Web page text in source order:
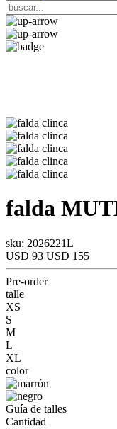
falda
sku: 2026221L
USD 93 USD 155
Pre-order
talle
XS
S
M
L
XL
color
Guía de talles
Cantidad